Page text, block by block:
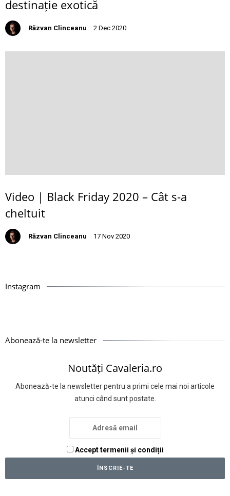
destinație exotică
Răzvan Clinceanu 2 Dec 2020
Video | Black Friday 2020 – Cât s-a
cheltuit
Răzvan Clinceanu 17 Nov 2020
Instagram
Abonează-te la newsletter
Noutăți Cavaleria.ro
Abonează-te la newsletter pentru a primi cele mai noi articole
atunci când sunt postate.
Accept termenii și condiții